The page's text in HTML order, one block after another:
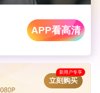
APP看高清
新用户专享
立刻购买